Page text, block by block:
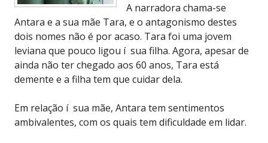
A narradora chama-se
Antara e a sua mãe Tara, e o antagonismo destes
dois nomes não é por acaso. Tara foi uma jovem
leviana que pouco ligou í sua filha. Agora, apesar de
ainda não ter chegado aos 60 anos, Tara está
demente e a filha tem que cuidar dela.
Em relação í sua mãe, Antara tem sentimentos
ambivalentes, com os quais tem dificuldade em lidar.